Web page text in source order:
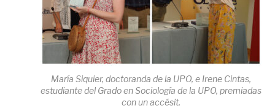
María Siquier, doctoranda de la UPO, e Irene Cintas,
estudiante del Grado en Sociología de la UPO, premiadas
con un accésit.